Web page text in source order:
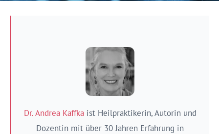
Dr. Andrea Kaffkaist Heilpraktikerin, Autorin und
Dozentin mit über 30 Jahren Erfahrung in